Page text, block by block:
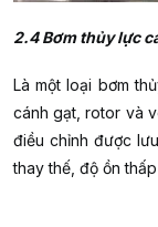
2.4 Bơm thủy lực
Là một loại bơm
cánh gạt, rotor và
điều chỉnh được
thay thế, độ ồn